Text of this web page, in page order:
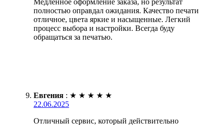
Медленное оформление заказа, но результат
полностью оправдал ожидания. Качество печати
отличное, цвета яркие и насыщенные. Легкий
процесс выбора и настройки. Всегда буду
обращаться за печатью.
Евгения : ★ ★ ★ ★ ★
22.06.2025
Отличный сервис, который действительно